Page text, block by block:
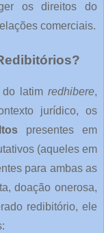
os direitos do
comerciais.
latim redhibere,
jurídico, os
presentes em
(aqueles em
para ambas as
doação onerosa,
redibitório, ele